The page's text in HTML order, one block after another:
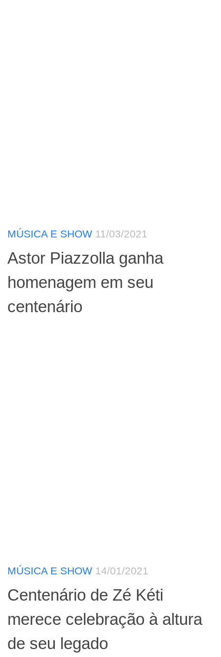
MÚSICA E SHOW 11/03/2021
Astor Piazzolla ganha
homenagem em seu
centenário
MÚSICA E SHOW 14/01/2021
Centenário de Zé Kéti
merece celebração à altura
de seu legado